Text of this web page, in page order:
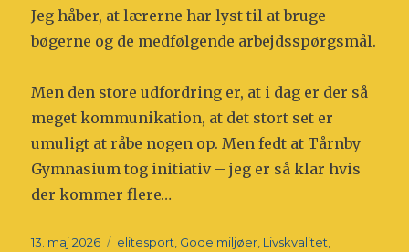
Jeg håber, at lærerne har lyst til at bruge
bøgerne og de medfølgende arbejdsspørgsmål.
Men den store udfordring er, at i dag er der så
meget kommunikation, at det stort set er
umuligt at råbe nogen op. Men fedt at Tårnby
Gymnasium tog initiativ – jeg er så klar hvis
der kommer flere…
Udgivet
13. maj 2026 Tags
elitesport Gode miljøer Livskvalitet